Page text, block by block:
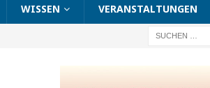
WISSEN VERANSTALTUNGEN